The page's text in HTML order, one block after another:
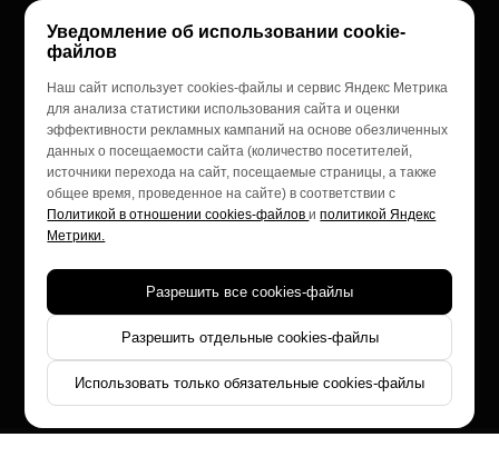
Уведомление об использовании cookie-
файлов
Наш сайт использует cookies-файлы и сервис Яндекс Метрика
для анализа статистики использования сайта и оценки
эффективности рекламных кампаний на основе обезличенных
данных о посещаемости сайта (количество посетителей,
источники перехода на сайт, посещаемые страницы, а также
общее время, проведенное на сайте) в соответствии с
Политикой в отношении cookies-файловиполитикой Яндекс
Метрики.
Разрешить все cookies-файлы
Разрешить отдельные cookies-файлы
Использовать только обязательные cookies-файлы
Спасибо ваша заявка
принята и одобрена.
В ближайшее время
мы вам перезвоним
некоторых деталей.
Мы работаем ежедневно с 10:00 до
18:00